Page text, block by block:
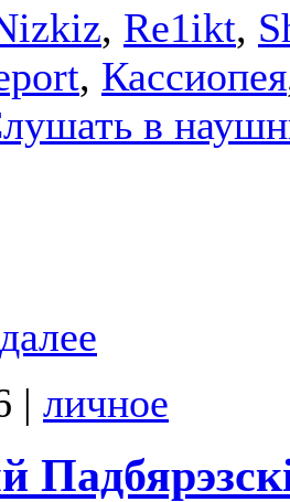
, Re1ikt,
, Кассиопея
в
| личное